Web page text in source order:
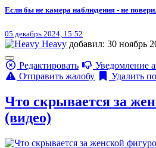
Если бы не камера наблюдения - не
05 декабрь 2024, 15:52
Heavy добавил: 30 ноябрь
Редактировать
Уведомление
Отправить жалобу
Удалить
Что скрывается за
(видео)